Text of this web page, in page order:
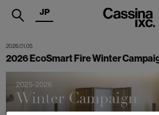
.
PRODUCTS
SERVICES
JP
2026.01.05
2026 EcoSmart Fire Winter